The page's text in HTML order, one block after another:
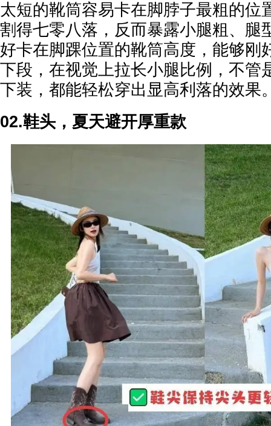
太短的靴筒容易卡在脚脖子最粗的位
割得七零八落，反而暴露小腿粗、腿
好卡在脚踝位置的靴筒高度，能够刚
下段，在视觉上拉长小腿比例，不管
下装，都能轻松穿出显高利落的效果
02.鞋头，夏天避开厚重款